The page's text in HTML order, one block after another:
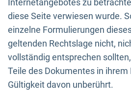
Internetangebotes zu
diese Seite verwiesen wurde.
einzelne Formulierungen
geltenden Rechtslage nicht,
vollständig entsprechen
Teile des Dokumentes in ihrem
Gültigkeit davon unberührt.